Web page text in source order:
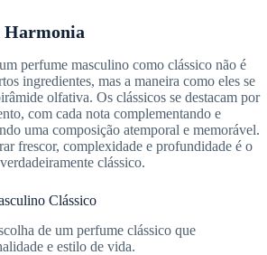
Harmonia
perfume masculino como clássico não é
ingredientes, mas a maneira como eles se
olfativa. Os clássicos se destacam por
com cada nota complementando e
uma composição atemporal e memorável.
frescor, complexidade e profundidade é o
clássico.
Clássico
de um perfume clássico que
e estilo de vida.